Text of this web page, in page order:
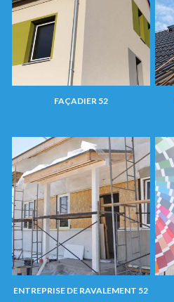
FAÇADIER 52
ENTREPRISE DE RAVALEMENT 52